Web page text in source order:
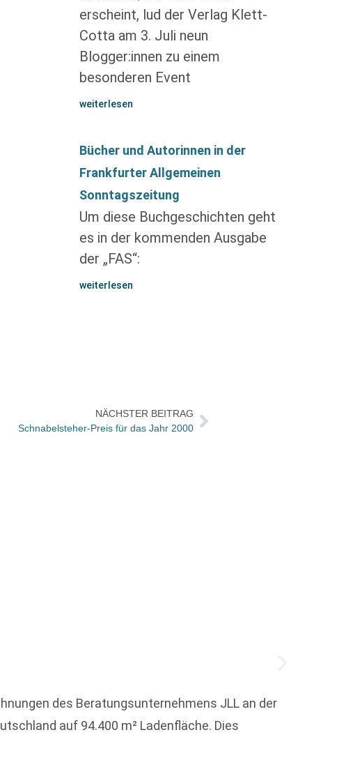
erscheint, lud der Verlag Klett-
Cotta am 3. Juli neun
Blogger:innen zu einem
besonderen Event
weiterlesen
Bücher und Autorinnen in der
Frankfurter Allgemeinen
Sonntagszeitung
Um diese Buchgeschichten geht
es in der kommenden Ausgabe
der „FAS“:
weiterlesen
NÄCHSTER BEITRAG
Schnabelsteher-Preis für das Jahr 2000
des Beratungsunternehmens JLL an der
auf 94.400 m² Ladenfläche. Dies